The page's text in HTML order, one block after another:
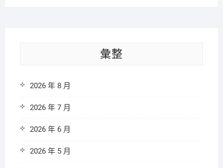
彙整
2026 年 8 月
2026 年 7 月
2026 年 6 月
2026 年 5 月